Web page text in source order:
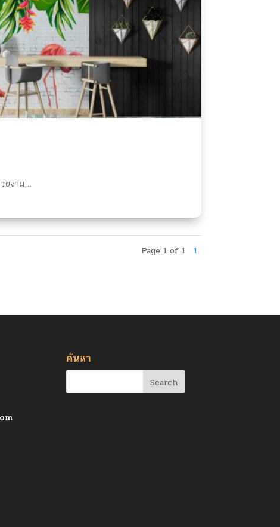
ยงาม...
Page 1 of 1 1
ค้นหา